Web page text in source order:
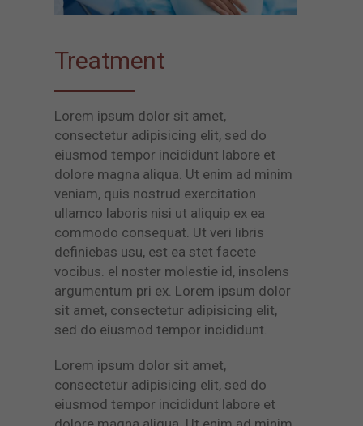
Treatment
Lorem ipsum dolor sit amet,
consectetur adipisicing elit, sed do
eiusmod tempor incididunt labore et
dolore magna aliqua. Ut enim ad minim
veniam, quis nostrud exercitation
ullamco laboris nisi ut aliquip ex ea
commodo consequat. Ut veri libris
definiebas usu, est ea stet facete
vocibus. el noster molestie id, insolens
argumentum pri ex. Lorem ipsum dolor
sit amet, consectetur adipisicing elit,
sed do eiusmod tempor incididunt.
Lorem ipsum dolor sit amet,
consectetur adipisicing elit, sed do
eiusmod tempor incididunt labore et